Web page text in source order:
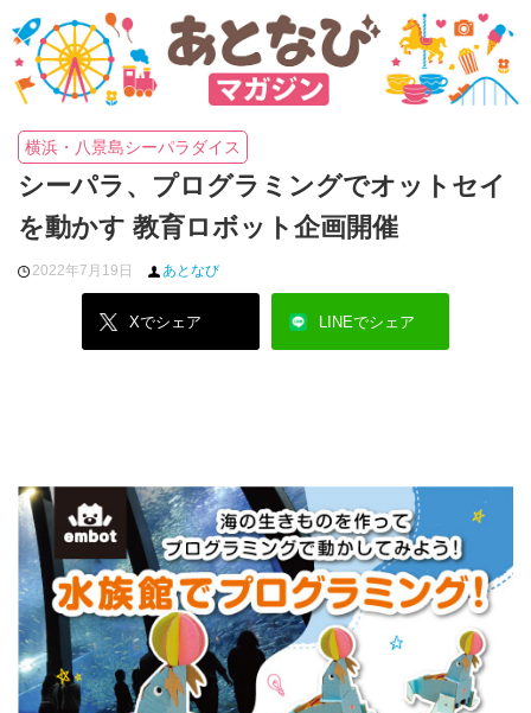
横浜・八景島シーパラダイス
シーパラ、プログラミングでオットセイ
を動かす 教育ロボット企画開催
2022年7月19日 あとなび
Xでシェア LINEでシェア